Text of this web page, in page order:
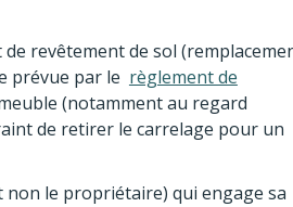
revêtement de sol
prévue par le règlement de
(notamment au regard
de retirer le carrelage pour un
non le propriétaire) qui engage sa